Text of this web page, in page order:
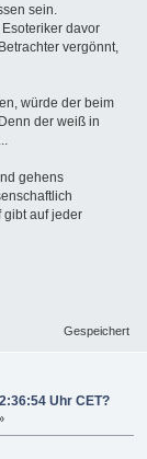
sein.
davor
vergönnt,
würde der beim
der weiß in
gehens
gibt auf jeder
Gespeichert
Uhr CET?